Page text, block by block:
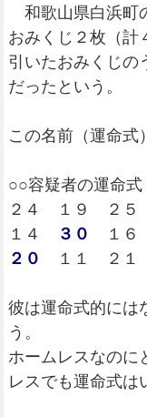
和歌山県白浜町
おみくじ２枚（計
引いたおみくじの
だったという。
この名前（運命式
○○容疑者の運命式
２４ １９ ２５
１４
３０
１６
２０
１１ ２１
彼は運命式的には
う。
ホームレスなのに
レスでも運命式は